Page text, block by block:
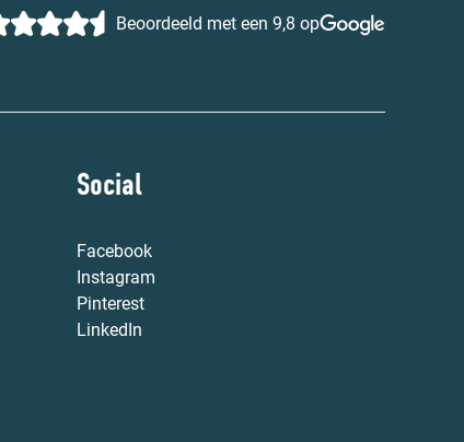
Beoordeeld met een 9,8 op
Social
Facebook
Instagram
Pinterest
LinkedIn